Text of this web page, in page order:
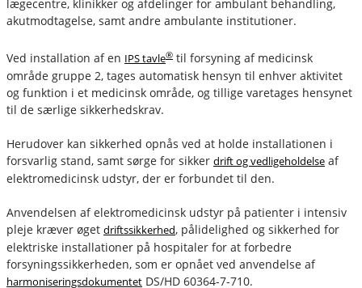
lægecentre, klinikker og afdelinger for ambulant behandling,
akutmodtagelse, samt andre ambulante institutioner.
Ved installation af en IPS tavle® til forsyning af medicinsk
område gruppe 2, tages automatisk hensyn til enhver aktivitet
og funktion i et medicinsk område, og tillige varetages hensynet
til de særlige sikkerhedskrav.
Herudover kan sikkerhed opnås ved at holde installationen i
forsvarlig stand, samt sørge for sikker drift og vedligeholdelse af
elektromedicinsk udstyr, der er forbundet til den.
Anvendelsen af elektromedicinsk udstyr på patienter i intensiv
pleje kræver øget driftssikkerhed, pålidelighed og sikkerhed for
elektriske installationer på hospitaler for at forbedre
forsyningssikkerheden, som er opnået ved anvendelse af
harmoniseringsdokumentet DS/HD 60364-7-710.